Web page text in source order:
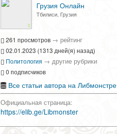
Грузия Онлайн
Тбилиси, Грузия
261 просмотров → рейтинг
02.01.2023 (1313 дней(я) назад)
Политология → другие рубрики
0 подписчиков
Все статьи автора на Либмонстре
Официальная страница:
https://elib.ge/Libmonster